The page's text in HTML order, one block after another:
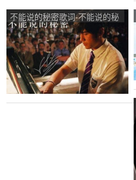
不能说的秘密歌词-不能说的秘
密LRC歌词-周杰伦